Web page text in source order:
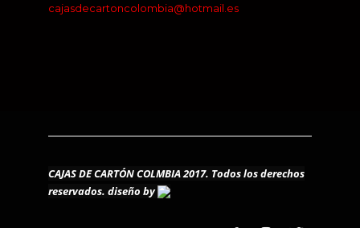
cajasdecartoncolombia@hotmail.es
CAJAS DE CARTÓN COLMBIA 2017. Todos los derechos
reservados. diseño by